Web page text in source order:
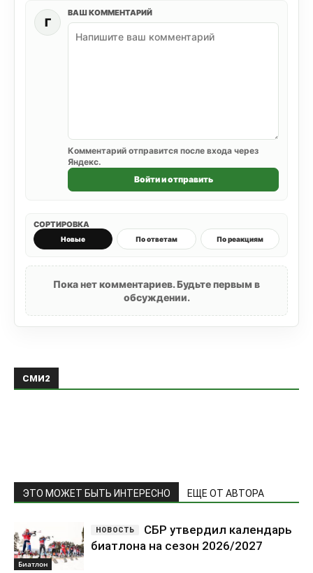
Г
ВАШ КОММЕНТАРИЙ
Комментарий отправится после входа через
Яндекс.
Войти и отправить
СОРТИРОВКА
Новые По ответам По реакциям
Пока нет комментариев. Будьте первым в
обсуждении.
СМИ2
ЭТО МОЖЕТ БЫТЬ ИНТЕРЕСНО ЕЩЕ ОТ АВТОРА
Биатлон
СБР утвердил календарь
биатлона на сезон 2026/2027